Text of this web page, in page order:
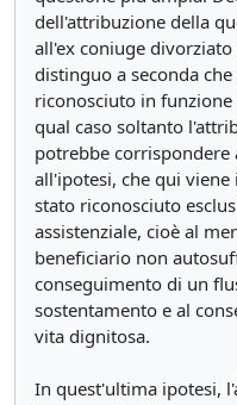
dell'attribuzione della
all'ex coniuge
distinguo a seconda
riconosciuto in
qual caso soltanto
potrebbe
all'ipotesi, che qui
stato riconosciuto
assistenziale, cioè al
beneficiario non
conseguimento di un
sostentamento e al
vita dignitosa.
In quest'ultima ipotesi,